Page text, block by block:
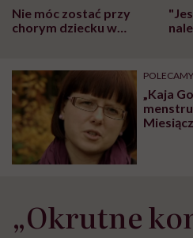
Nie móc zostać przy
chorym dziecku w
może chyba tylko
głupota i brak
wyobraźni"
POLECAMY
„Kaja
„Okrutne